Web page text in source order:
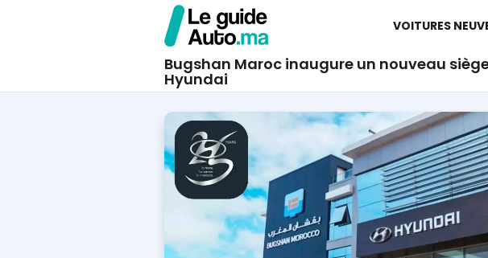
VOITURES
Bugshan Maroc inaugure un nouveau
Hyundai